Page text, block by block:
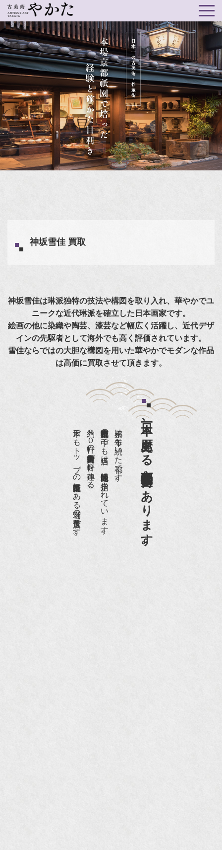
神坂雪佳 買取
神坂雪佳は琳派独特の技法や構図を取り入れ、華やかでユ
ニークな近代琳派を確立した日本画家です。
絵画の他に染織や陶芸、漆芸など幅広く活躍し、近代デザ
インの先駆者として海外でも高く評価されています。
雪佳ならではの大胆な構図を用いた華やかでモダンな作品
は高価に買取させて頂きます。
日本一、歴史ある
京都祇園骨董街にあります。
京都は千年も続いた都です。
京都祇園骨董街の中でも当店は、歴史的保全地区に指定されています。
約８０軒の古美術骨董商が軒を連ねる、
日本でもトップの祇園骨董街にある老舗の骨董店です。